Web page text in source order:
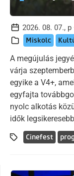
2026. 08. 07.,
Miskolc
A megújulás
várja
egyike a V4+,
egyfajta
nyolc alkotás
idők
Cinefest